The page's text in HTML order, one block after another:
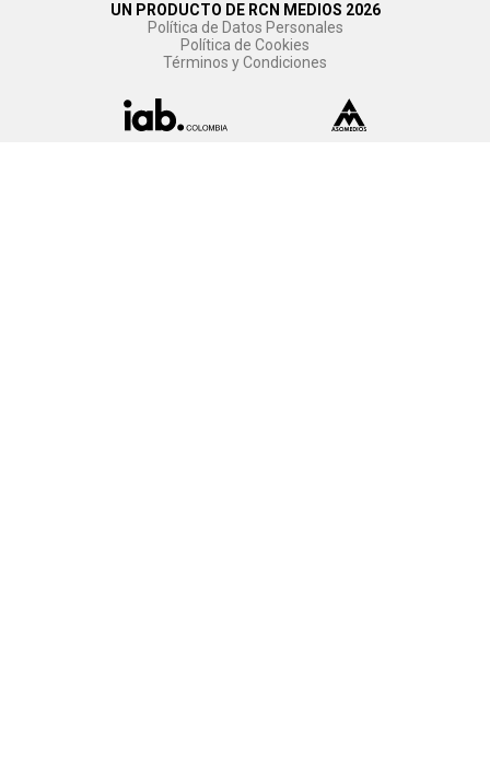
UN PRODUCTO DE RCN MEDIOS 2026
Política de Datos Personales
Política de Cookies
Términos y Condiciones